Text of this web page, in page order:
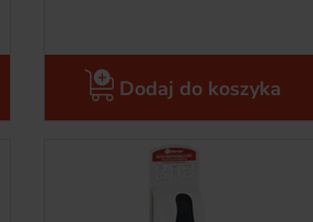
Dodaj do koszyka